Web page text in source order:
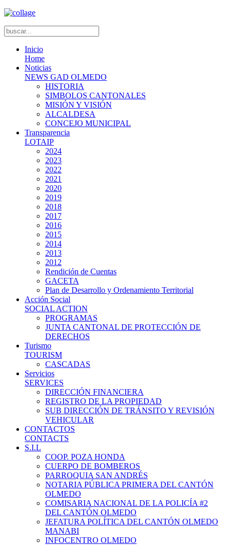
Inicio
Home
Noticias
NEWS GAD OLMEDO
HISTORIA
SIMBOLOS CANTONALES
MISIÓN Y VISIÓN
ALCALDESA
CONCEJO MUNICIPAL
Transparencia
LOTAIP
2024
2023
2022
2021
2020
2019
2018
2017
2016
2015
2014
2013
2012
Rendición de Cuentas
GACETA
Plan de Desarrollo y Ordenamiento Territorial
Acción Social
SOCIAL ACTION
PROGRAMAS
JUNTA CANTONAL DE PROTECCIÓN DE
DERECHOS
Turismo
TOURISM
CASCADAS
Servicios
SERVICES
DIRECCIÓN FINANCIERA
REGISTRO DE LA PROPIEDAD
SUB DIRECCIÓN DE TRÁNSITO Y REVISIÓN
VEHICULAR
CONTACTOS
CONTACTS
S.I.L
COOP. POZA HONDA
CUERPO DE BOMBEROS
PARROQUIA SAN ANDRÉS
NOTARIA PÚBLICA PRIMERA DEL CANTÓN
OLMEDO
COMISARIA NACIONAL DE LA POLICÍA #2
DEL CANTÓN OLMEDO
JEFATURA POLÍTICA DEL CANTÓN OLMEDO
MANABI
INFOCENTRO OLMEDO